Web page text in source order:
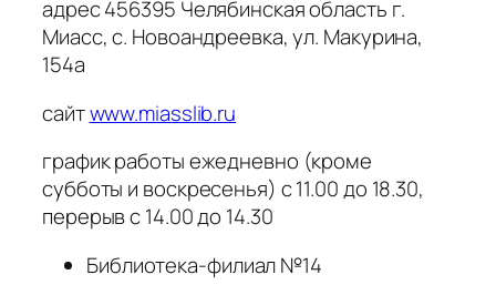
адрес 456395 Челябинская область г.
Миасс, с. Новоандреевка, ул. Макурина,
154а
сайтwww.miasslib.ru
график работы ежедневно (кроме
субботы и воскресенья) с 11.00 до 18.30,
перерыв с 14.00 до 14.30
Библиотека-филиал №14